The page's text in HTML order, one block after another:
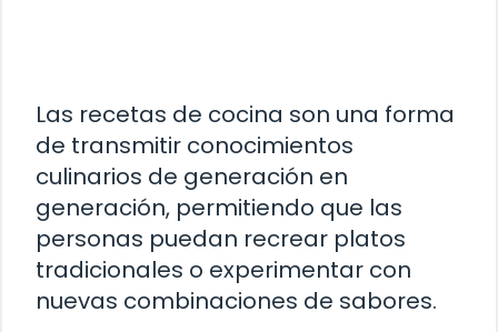
Las recetas de cocina son una forma
de transmitir conocimientos
culinarios de generación en
generación, permitiendo que las
personas puedan recrear platos
tradicionales o experimentar con
nuevas combinaciones de sabores.